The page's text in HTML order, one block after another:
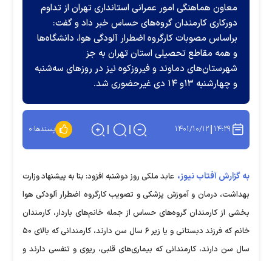
معاون هماهنگی امور عمرانی استانداری تهران از تداوم
دورکاری کارمندان گروه‌های حساس خبر داد و گفت:
براساس مصوبات کارگروه اضطرار آلودگی هوا، دانشگاه‌ها
و همه مقاطع تحصیلی استان تهران به جز
شهرستان‌های دماوند و فیروزکوه نیز در روز‌های سه‌شنبه
و چهارشنبه ۱۳و ۱۴ دی غیرحضوری شد.
۱۴:۲۹ ۱۴۰۱/۱۰/۱۲ پسندها:۰
به گزارش آفتاب نیوز، عابد ملکی روز دوشنبه افزود: بنا به پیشنهاد وزارت
بهداشت، درمان و آموزش پزشکی و تصویب کارگروه اضطرار آلودکی هوا
بخشی از کارمندان گروه‌های حساس از جمله خانم‌های باردار، کارمندان
خانم که فرزند دبستانی و یا زیر ۶ سال سن دارند، کارمندانی که بالای ۵۰
سال سن دارند، کارمندانی که بیماری‌های قلبی، ریوی و تنفسی دارند و